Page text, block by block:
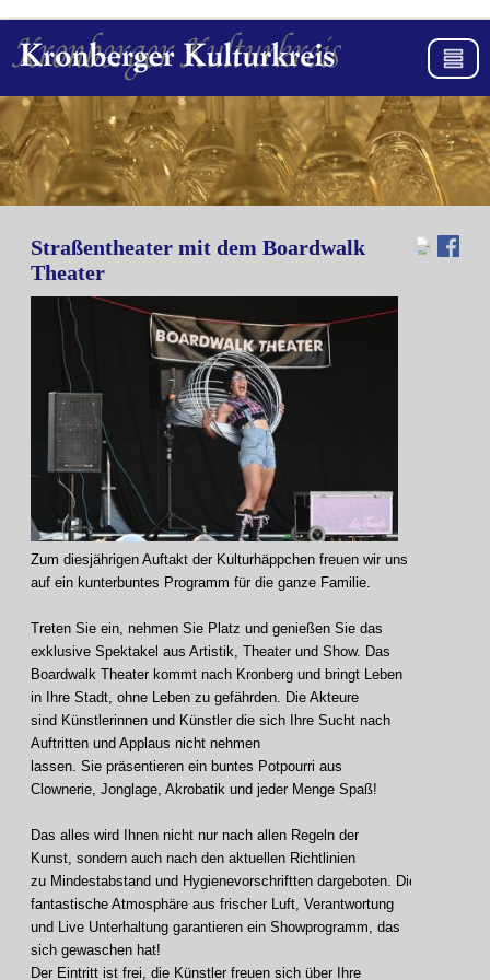
Straßentheater mit dem Boardwalk
Theater
Zum diesjährigen Auftakt der Kulturhäppchen freuen wir uns
auf ein kunterbuntes Programm für die ganze Familie.
Treten Sie ein, nehmen Sie Platz und genießen Sie das
exklusive Spektakel aus Artistik, Theater und Show. Das
Boardwalk Theater kommt nach Kronberg und bringt Leben
in Ihre Stadt, ohne Leben zu gefährden. Die Akteure
sind Künstlerinnen und Künstler die sich Ihre Sucht nach
Auftritten und Applaus nicht nehmen
lassen. Sie präsentieren ein buntes Potpourri aus
Clownerie, Jonglage, Akrobatik und jeder Menge Spaß!
Das alles wird Ihnen nicht nur nach allen Regeln der
Kunst, sondern auch nach den aktuellen Richtlinien
zu Mindestabstand und Hygienevorschriftten dargeboten. Die
fantastische Atmosphäre aus frischer Luft, Verantwortung
und Live Unterhaltung garantieren ein Showprogramm, das
sich gewaschen hat!
Der Eintritt ist frei, die Künstler freuen sich über Ihre